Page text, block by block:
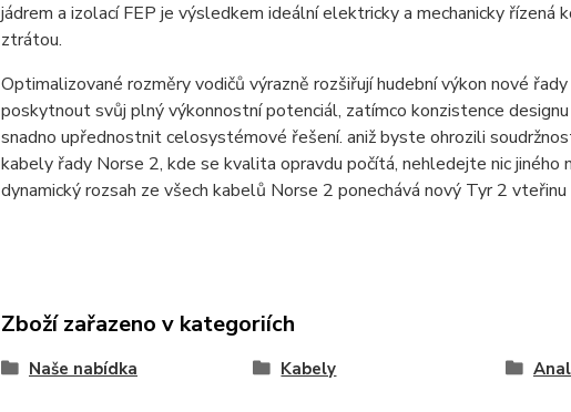
jádrem a izolací FEP je výsledkem ideální elektricky a mechanicky
ztrátou.
Optimalizované rozměry vodičů výrazně rozšiřují hudební výkon nové
poskytnout svůj plný výkonnostní potenciál, zatímco konzistence
snadno upřednostnit celosystémové řešení. aniž byste ohrozili
kabely řady Norse 2, kde se kvalita opravdu počítá, nehledejte nic jiného
dynamický rozsah ze všech kabelů Norse 2 ponechává nový Tyr 2
Zboží zařazeno v kategoriích
Naše nabídka Kabely